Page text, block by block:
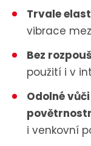
Trvale
vibrace
Bez
použití i v
Odolné
i venkovní